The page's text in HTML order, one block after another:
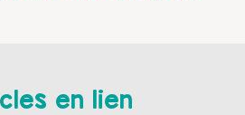
en lien